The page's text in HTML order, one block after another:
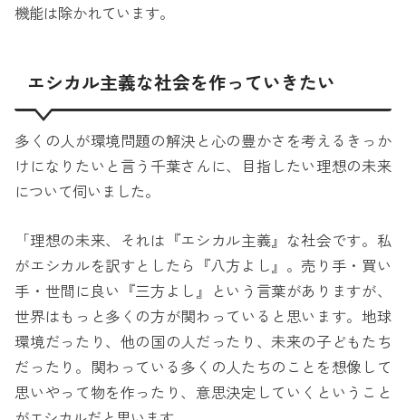
機能は除かれています。
エシカル主義な社会を作っていきたい
多くの人が環境問題の解決と心の豊かさを考えるきっか
けになりたいと言う千葉さんに、目指したい理想の未来
について伺いました。
「理想の未来、それは『エシカル主義』な社会です。私
がエシカルを訳すとしたら『八方よし』。売り手・買い
手・世間に良い『三方よし』という言葉がありますが、
世界はもっと多くの方が関わっていると思います。地球
環境だったり、他の国の人だったり、未来の子どもたち
だったり。関わっている多くの人たちのことを想像して
思いやって物を作ったり、意思決定していくということ